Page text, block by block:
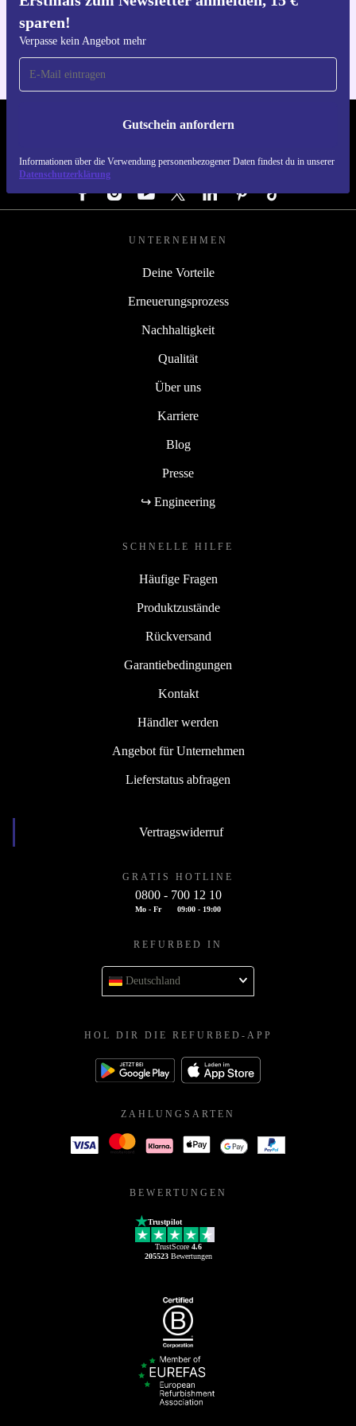
Wähle den Dell Precision 7530 – für eine bessere
Zukunft und starke Performance, Tag für Tag.
sparen!
Verpasse kein Angebot mehr
Gutschein anfordern
Informationen über die Verwendung personenbezogener Daten findest du in unserer
Datenschutzerklärung
Hol dir die refurbed-App
REFURBED DEUTSCHLAND - RETHINK NEW.
FOLGE UNS
UNTERNEHMEN
Deine Vorteile
Erneuerungsprozess
Nachhaltigkeit
Qualität
Über uns
Karriere
Blog
Presse
↪ Engineering
SCHNELLE HILFE
Häufige Fragen
Produktzustände
Rückversand
Garantiebedingungen
Kontakt
Händler werden
Angebot für Unternehmen
Lieferstatus abfragen
Vertragswiderruf
GRATIS HOTLINE
0800 - 700 12 10
Mo - Fr 09:00 - 19:00
REFURBED IN
Deutschland
HOL DIR DIE REFURBED-APP
ZAHLUNGSARTEN
BEWERTUNGEN
Trustpilot
TrustScore 4.6
205523Bewertungen